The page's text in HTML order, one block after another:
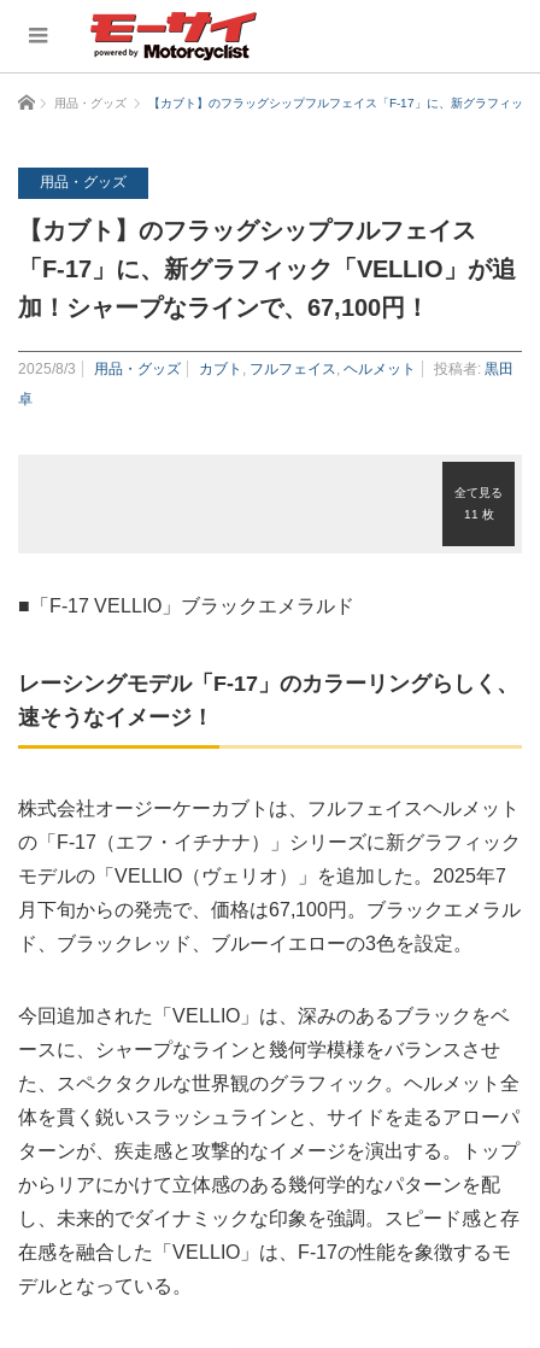
ホーム 用品・グッズ 【カブト】のフラッグシップフルフェイス「F-17」に、新グラフィッ
用品・グッズ
【カブト】のフラッグシップフルフェイス
「F-17」に、新グラフィック「VELLIO」が追
加！シャープなラインで、67,100円！
2025/8/3 用品・グッズ カブト フルフェイス ヘルメット 投稿者: 黒田
卓
全て見る
11 枚
■「F-17 VELLIO」ブラックエメラルド
レーシングモデル「F-17」のカラーリングらしく、
速そうなイメージ！
株式会社オージーケーカブトは、フルフェイスヘルメット
の「F-17（エフ・イチナナ）」シリーズに新グラフィック
モデルの「VELLIO（ヴェリオ）」を追加した。2025年7
月下旬からの発売で、価格は67,100円。ブラックエメラル
ド、ブラックレッド、ブルーイエローの3色を設定。
今回追加された「VELLIO」は、深みのあるブラックをベ
ースに、シャープなラインと幾何学模様をバランスさせ
た、スペクタクルな世界観のグラフィック。ヘルメット全
体を貫く鋭いスラッシュラインと、サイドを走るアローパ
ターンが、疾走感と攻撃的なイメージを演出する。トップ
からリアにかけて立体感のある幾何学的なパターンを配
し、未来的でダイナミックな印象を強調。スピード感と存
在感を融合した「VELLIO」は、F-17の性能を象徴するモ
デルとなっている。